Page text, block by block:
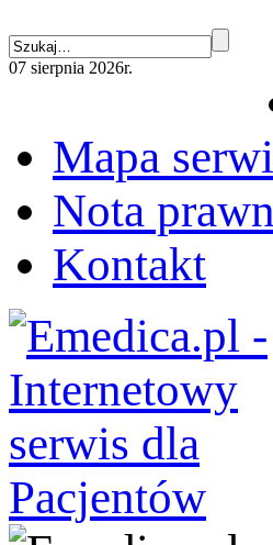
07 sierpnia 2026r.
Mapa
Nota
Kontakt